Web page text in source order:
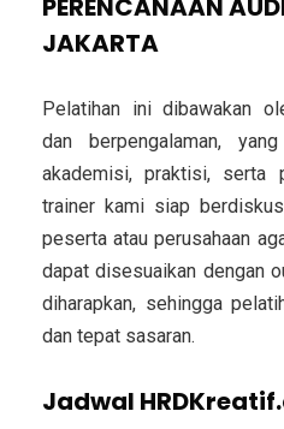
PERENCANAAN
JAKARTA
Pelatihan ini dibawakan
dan berpengalaman,
akademisi, praktisi, serta
trainer kami siap
peserta atau perusahaan
dapat disesuaikan dengan
diharapkan, sehingga
dan tepat sasaran.
Jadwal